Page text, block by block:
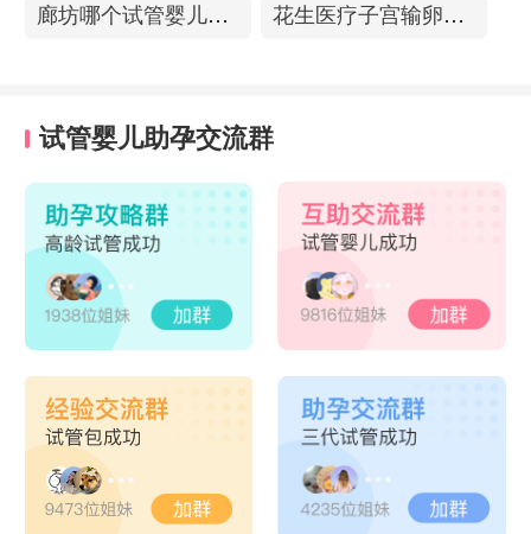
廊坊哪个试管婴儿医院可以包成功？内附试管费用! 花生医疗子宫输卵管造影中心
试管婴儿助孕交流群